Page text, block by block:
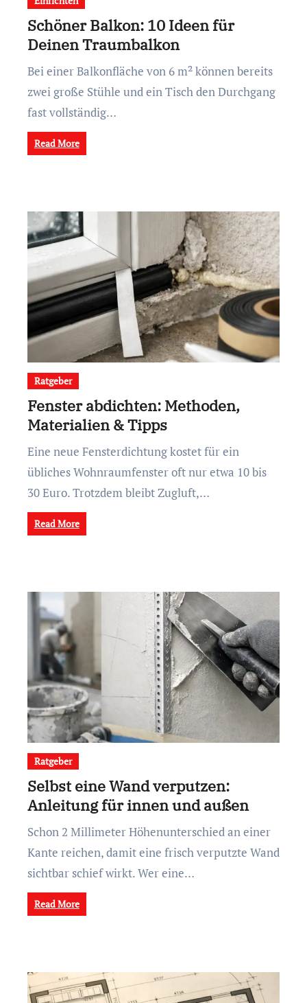
Schöner Balkon: 10 Ideen für
Deinen Traumbalkon
Bei einer Balkonfläche von 6 m² können bereits
zwei große Stühle und ein Tisch den Durchgang
fast vollständig…
Read More
Ratgeber
Fenster abdichten: Methoden,
Materialien & Tipps
Eine neue Fensterdichtung kostet für ein
übliches Wohnraumfenster oft nur etwa 10 bis
30 Euro. Trotzdem bleibt Zugluft,…
Read More
Ratgeber
Selbst eine Wand verputzen:
Anleitung für innen und außen
Schon 2 Millimeter Höhenunterschied an einer
Kante reichen, damit eine frisch verputzte Wand
sichtbar schief wirkt. Wer eine…
Read More